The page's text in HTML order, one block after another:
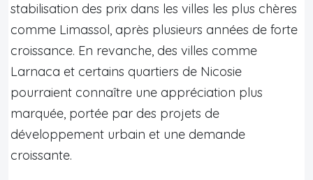
stabilisation des prix dans les villes les plus chères
comme Limassol, après plusieurs années de forte
croissance. En revanche, des villes comme
Larnaca et certains quartiers de Nicosie
pourraient connaître une appréciation plus
marquée, portée par des projets de
développement urbain et une demande
croissante.